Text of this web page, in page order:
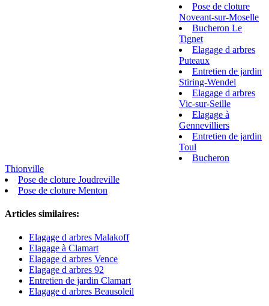
Pose de cloture
Noveant-sur-Moselle
Bucheron Le
Tignet
Elagage d arbres
Puteaux
Entretien de jardin
Stiring-Wendel
Elagage d arbres
Vic-sur-Seille
Elagage à
Gennevilliers
Entretien de jardin
Toul
Bucheron
Thionville
Pose de cloture Joudreville
Pose de cloture Menton
Articles similaires:
Elagage d arbres Malakoff
Elagage à Clamart
Elagage d arbres Vence
Elagage d arbres 92
Entretien de jardin Clamart
Elagage d arbres Beausoleil